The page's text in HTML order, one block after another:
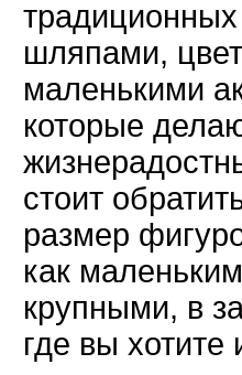
шляпами,
маленькими
которые
стоит
размер
как
крупными, в
где вы хотите